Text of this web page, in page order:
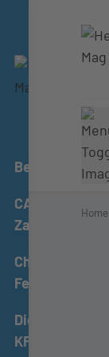
CAD/CAM
Zahntechnik
Chairside-
Fertigung
Digitale
KFO
Home